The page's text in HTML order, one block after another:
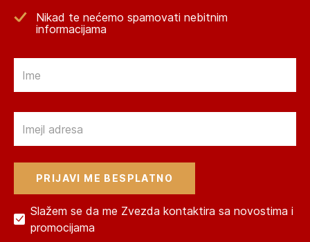
Nikad te nećemo spamovati nebitnim
informacijama
Slažem se da me Zvezda kontaktira sa novostima i
promocijama